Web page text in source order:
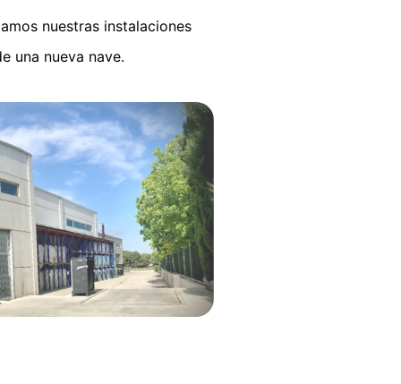
nuestras instalaciones
una nueva nave.